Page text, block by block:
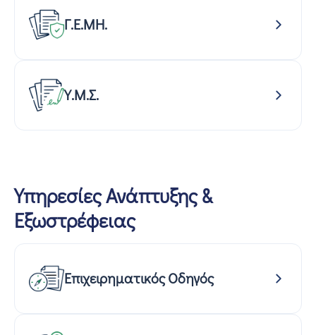
Γ.Ε.ΜΗ.
Υ.Μ.Σ.
Υπηρεσίες Ανάπτυξης &
Εξωστρέφειας
Επιχειρηματικός Οδηγός